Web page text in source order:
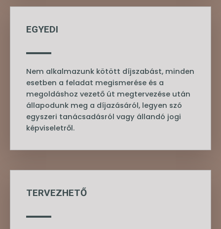
EGYEDI
Nem alkalmazunk kötött díjszabást, minden
esetben a feladat megismerése és a
megoldáshoz vezető út megtervezése után
állapodunk meg a díjazásáról, legyen szó
egyszeri tanácsadásról vagy állandó jogi
képviseletről.
TERVEZHETŐ